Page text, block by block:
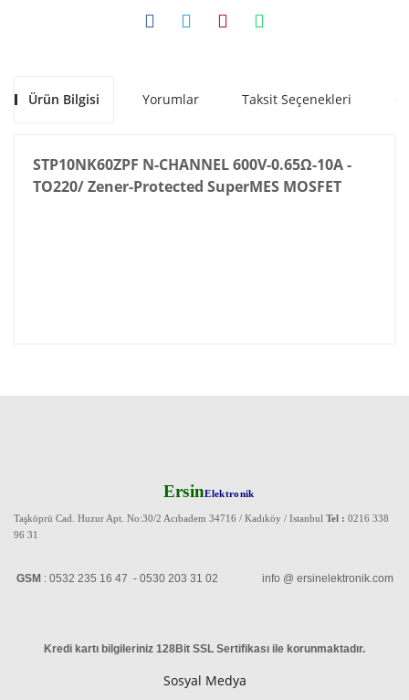
Ürün Bilgisi Yorumlar Taksit Seçenekleri
STP10NK60ZPF N-CHANNEL 600V-0.65Ω-10A -
TO220/ Zener-Protected SuperMES MOSFET
ErsinElektronik
Taşköprü Cad. Huzur Apt. No:30/2 Acıbadem 34716 / Kadıköy / Istanbul Tel : 0216 338
96 31
GSM : 0532 235 16 47 - 0530 203 31 02 info @ ersinelektronik.com
Kredi kartı bilgileriniz 128Bit SSL Sertifikası ile korunmaktadır.
Sosyal Medya